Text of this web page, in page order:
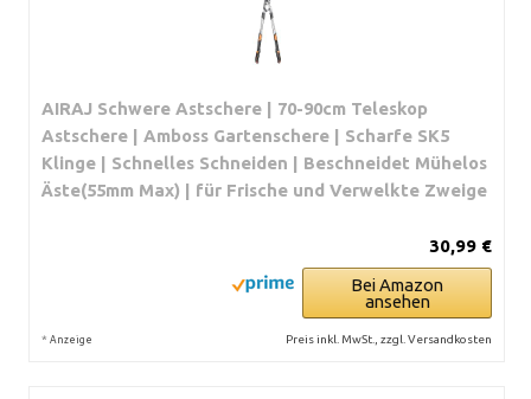
AIRAJ Schwere Astschere | 70-90cm Teleskop
Astschere | Amboss Gartenschere | Scharfe SK5
Klinge | Schnelles Schneiden | Beschneidet Mühelos
Äste(55mm Max) | für Frische und Verwelkte Zweige
30,99 €
Bei Amazon
ansehen
* Anzeige Preis inkl. MwSt., zzgl. Versandkosten